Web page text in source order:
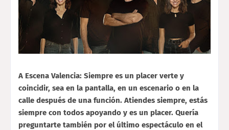
A Escena Valencia: Siempre es un placer verte y
coincidir, sea en la pantalla, en un escenario o en la
calle después de una función. Atiendes siempre, estás
siempre con todos apoyando y es un placer. Quería
preguntarte también por el último espectáculo en el